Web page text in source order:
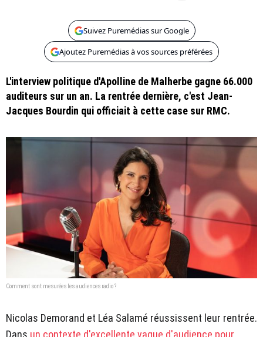
Suivez Puremédias sur Google
Ajoutez Puremédias à vos sources préférées
L'interview politique d'Apolline de Malherbe gagne 66.000
auditeurs sur un an. La rentrée dernière, c'est Jean-
Jacques Bourdin qui officiait à cette case sur RMC.
Comment sont mesurées les audiences radio ?
Nicolas Demorand et Léa Salamé réussissent leur rentrée.
Dans un contexte d'excellente vague d'audience pour